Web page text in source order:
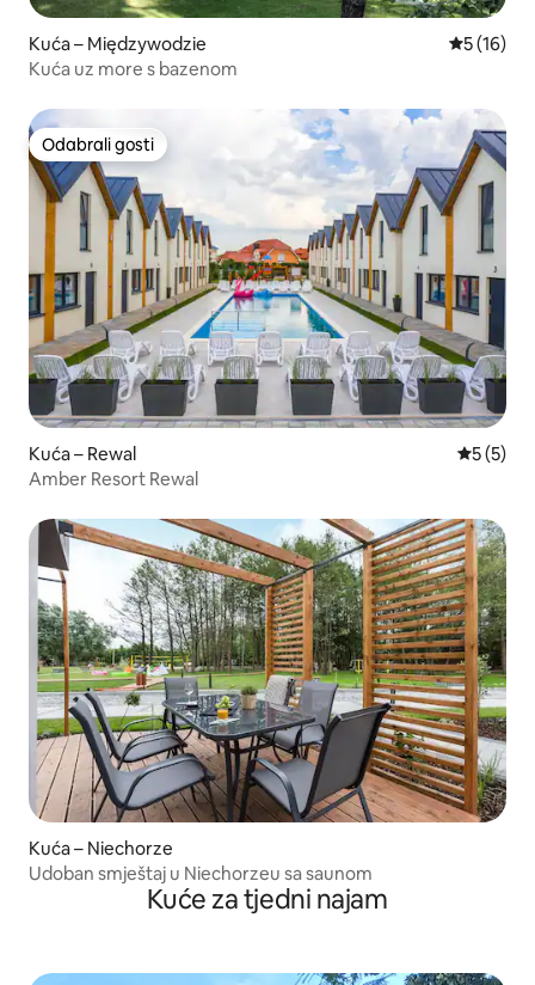
Kuća – Międzywodzie Prosječna
5 (16)
Kuća uz more s bazenom
Odabrali gosti
Odabrali gosti
Kuća – Rewal
5 (5)
Amber Resort Rewal
Kuća – Niechorze
Udoban smještaj u Niechorzeu sa saunom
Kuće za tjedni najam